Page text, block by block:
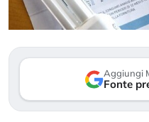
Aggiungi
Fonte